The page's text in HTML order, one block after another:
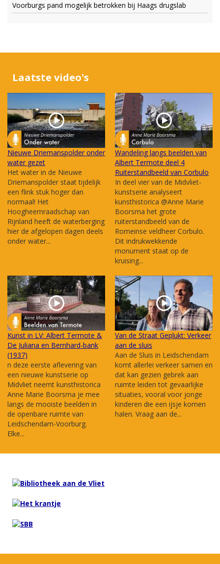
Voorburgs pand mogelijk betrokken bij Haags drugslab
Laatste video's
Nieuwe Driemanspolder onder
water gezet
Het water in de Nieuwe
Driemanspolder staat tijdelijk
een flink stuk hoger dan
normaal! Het
Hoogheemraadschap van
Rijnland heeft de waterberging
hier de afgelopen dagen deels
onder water...
Wandeling langs beelden van
Albert Termote deel 4
Ruiterstandbeeld van Corbulo
In deel vier van de Midvliet-
kunstserie analyseert
kunsthistorica @Anne Marie
Boorsma het grote
ruiterstandbeeld van de
Romeinse veldheer Corbulo.
Dit indrukwekkende
monument staat op de
kruising...
Kunst in LV: Albert Termote &
De Juliana en Bernhard-bank
(1937)
n deze eerste aflevering van
een nieuwe kunstserie op
Midvliet neemt kunsthistorica
Anne Marie Boorsma je mee
langs de mooiste beelden in
de openbare ruimte van
Leidschendam-Voorburg.
Elke...
Van de Straat Geplukt: Verkeer
aan de sluis
Aan de Sluis in Leidschendam
komt allerlei verkeer samen en
dat kan gezien gebrek aan
ruimte leiden tot gevaarlijke
situaties, vooral voor jonge
kinderen die een ijsje komen
halen. Vraag aan de...